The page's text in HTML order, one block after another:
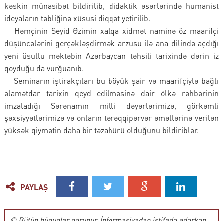
kəskin münasibət bildirilib, didaktik əsərlərində humanist
ideyaların təbliğinə xüsusi diqqət yetirilib.
Həmçinin Seyid Əzimin xalqa xidmət naminə öz maarifçi
düşüncələrini gerçəkləşdirmək arzusu ilə ana dilində açdığı
yeni üsullu məktəbin Azərbaycan təhsili tarixində dərin iz
qoyduğu da vurğuanıb.
Seminarın iştirakçıları bu böyük şair və maarifçiylə bağlı
əlamətdar tarixin qeyd edilməsinə dair ölkə rəhbərinin
imzaladığı Sərənamın milli dəyərlərimizə, görkəmli
şəxsiyyətlərimizə və onların tərəqqipərvər əməllərinə verilən
yüksək qiymətin daha bir təzahürü olduğunu bildiriblər.
PAYLAŞ